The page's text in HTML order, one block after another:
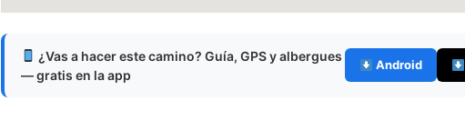
¿Vas a hacer este camino? Guía, GPS y albergues
— gratis en la app
Android